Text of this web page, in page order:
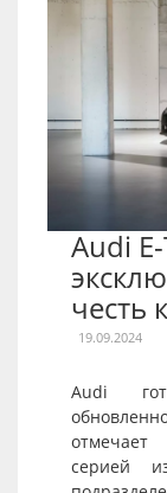
Audi
честь
19.09.2024
Audi
серией